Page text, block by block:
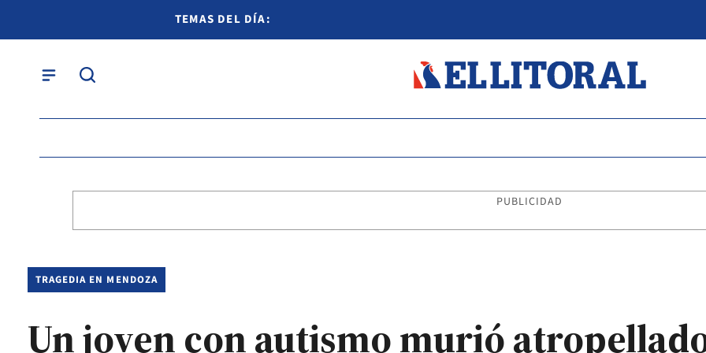
TEMAS DEL DÍA:
PUBLICIDAD
TRAGEDIA EN MENDOZA
Un joven con autismo murió